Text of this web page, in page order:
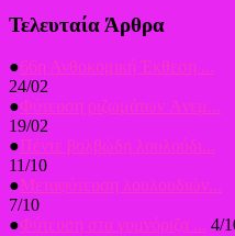
Τελευταία Άρθρα
●66η Ανθοκομική Έκθεση ...
24/02
●Φύτευση ριζωμάτων Aνεμ...
19/02
● Πέντε βολβώδη λουλούδι...
11/10
● Μεταφύτευση λουλουδιών...
7/10
●Φύτευση στα γυμνόριζα ... 4/